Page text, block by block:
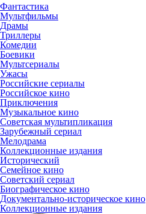
Фантастика
Мультфильмы
Драмы
Триллеры
Комедии
Боевики
Мультсериалы
Ужасы
Российские сериалы
Российское кино
Приключения
Музыкальное кино
Советская мультипликация
Зарубежный сериал
Мелодрама
Коллекционные издания
Исторический
Семейное кино
Советский сериал
Биографическое кино
Документально-историческое кино
Коллекционные издания